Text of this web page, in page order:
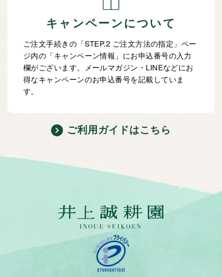
キャンペーンについて
ご注文手続きの「STEP.2 ご注文方法の指定」ペー
ジ内の「キャンペーン情報」にお申込番号の入力
欄がございます。メールマガジン・LINEなどにお
得なキャンペーンのお申込番号を記載していま
す。
ご利用ガイドはこちら